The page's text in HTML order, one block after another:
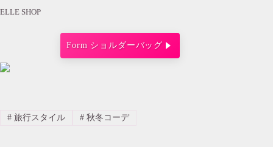
ELLE SHOP
Form ショルダーバッグ
#旅行スタイル #秋冬コーデ